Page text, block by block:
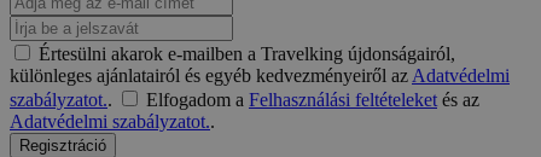
Értesülni akarok e-mailben a Travelking újdonságairól,
különleges ajánlatairól és egyéb kedvezményeiről azAdatvédelmi
szabályzatot.. Elfogadom a Felhasználási feltételeketés az
Adatvédelmi szabályzatot..
Regisztráció